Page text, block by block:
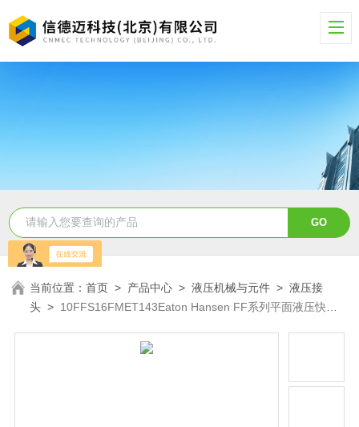
当前位置：首页 > 产品中心 >液压机械与元件 >液压接
头 > 10FFS16FMET143Eaton Hansen FF系列平面液压快速